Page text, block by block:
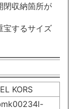
閉収納箇所が
宝するサイズ
KORS